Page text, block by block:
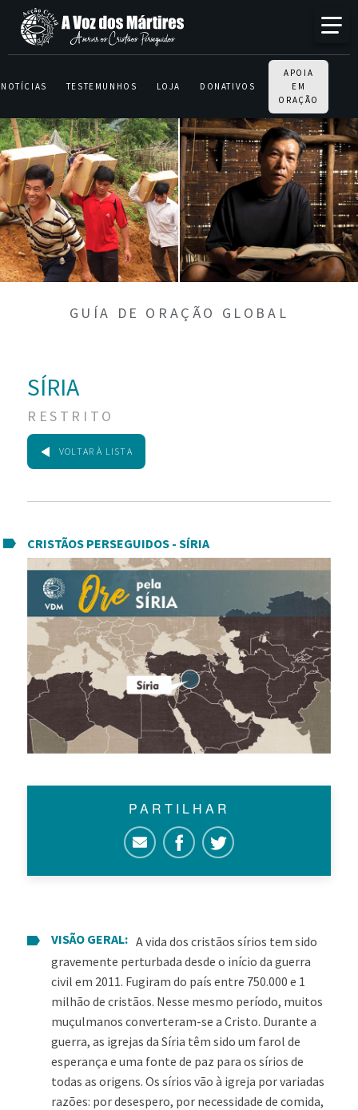
NOTÍCIAS TESTEMUNHOS LOJA DONATIVOS
APOIA
EM
ORAÇÃO
GUÍA DE ORAÇÃO GLOBAL
SÍRIA
RESTRITO
VOLTAR À LISTA
CRISTÃOS PERSEGUIDOS - SÍRIA
PARTILHAR
VISÃO GERAL: A vida dos cristãos sírios tem sido
gravemente perturbada desde o início da guerra
civil em 2011. Fugiram do país entre 750.000 e 1
milhão de cristãos. Nesse mesmo período, muitos
muçulmanos converteram-se a Cristo. Durante a
guerra, as igrejas da Síria têm sido um farol de
esperança e uma fonte de paz para os sírios de
todas as origens. Os sírios vão à igreja por variadas
razões: por desespero, por necessidade de comida,